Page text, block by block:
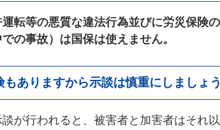
転等の悪質な違法行為並びに労災保険
での事故）は国保は使えません。
ありますから示談は慎重にしましょう
が行われると、被害者と加害者はそれ